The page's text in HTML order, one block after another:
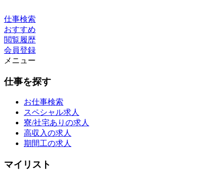
仕事検索
おすすめ
閲覧履歴
会員登録
メニュー
仕事を探す
お仕事検索
スペシャル求人
寮/社宅ありの求人
高収入の求人
期間工の求人
マイリスト